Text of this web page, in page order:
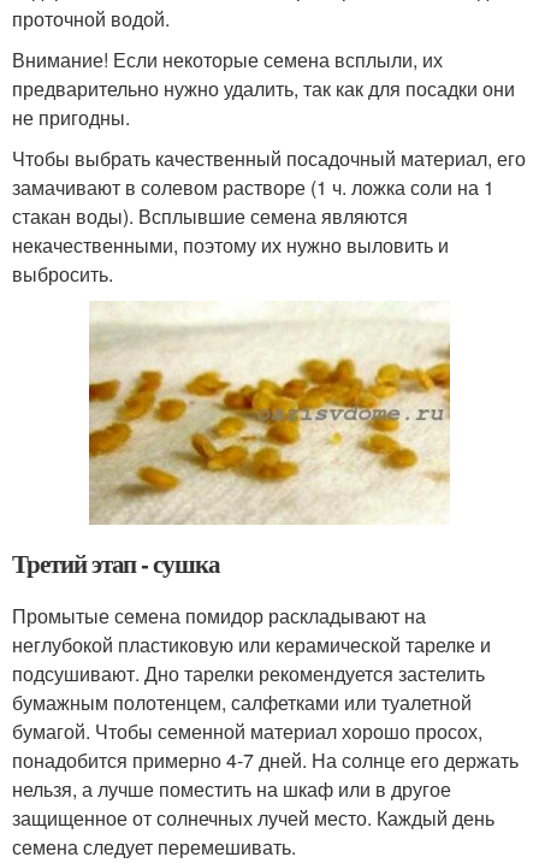
проточной водой.
Внимание! Если некоторые семена всплыли, их
предварительно нужно удалить, так как для посадки они
не пригодны.
Чтобы выбрать качественный посадочный материал, его
замачивают в солевом растворе (1 ч. ложка соли на 1
стакан воды). Всплывшие семена являются
некачественными, поэтому их нужно выловить и
выбросить.
Третий этап - сушка
Промытые семена помидор раскладывают на
неглубокой пластиковую или керамической тарелке и
подсушивают. Дно тарелки рекомендуется застелить
бумажным полотенцем, салфетками или туалетной
бумагой. Чтобы семенной материал хорошо просох,
понадобится примерно 4-7 дней. На солнце его держать
нельзя, а лучше поместить на шкаф или в другое
защищенное от солнечных лучей место. Каждый день
семена следует перемешивать.